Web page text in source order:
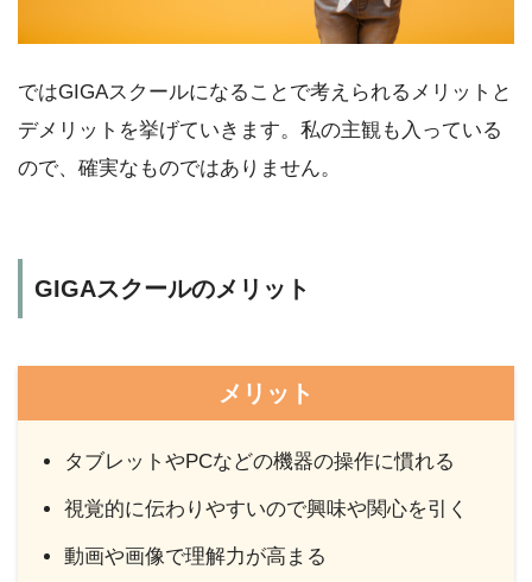
ではGIGAスクールになることで考えられるメリットと
デメリットを挙げていきます。私の主観も入っている
ので、確実なものではありません。
GIGAスクールのメリット
メリット
タブレットやPCなどの機器の操作に慣れる
視覚的に伝わりやすいので興味や関心を引く
動画や画像で理解力が高まる